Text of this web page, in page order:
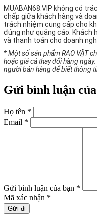
MUABAN68.VIP không có
chấp giữa khách hàng và
trách nhiệm cung cấp cho
đúng như quảng cáo. Khách
và thanh toán cho doanh
* Một số sản phẩm RAO VẶT
hoặc giá cả thay đổi hàng
người bán hàng để biết thông
Gửi bình luận
Họ tên *
Email *
Gửi bình luận của bạn *
Mã xác nhận *
Gửi đi